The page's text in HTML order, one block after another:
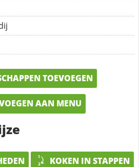
TOEVOEGEN
AAN MENU
KOKEN IN STAPPEN